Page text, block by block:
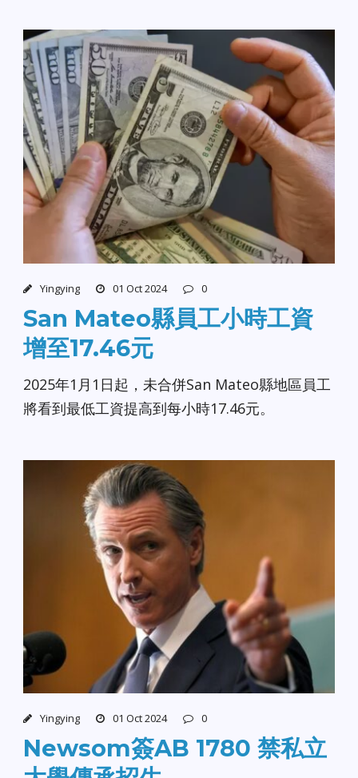
Yingying 01 Oct 2024 0
San Mateo縣員工小時工資
增至17.46元
2025年1月1日起，未合併San Mateo縣地區員工
將看到最低工資提高到每小時17.46元。
Yingying 01 Oct 2024 0
Newsom簽AB 1780 禁私立